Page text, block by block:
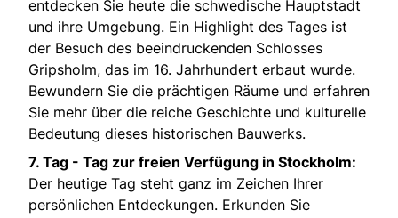
entdecken Sie heute die schwedische Hauptstadt
und ihre Umgebung. Ein Highlight des Tages ist
der Besuch des beeindruckenden Schlosses
Gripsholm, das im 16. Jahrhundert erbaut wurde.
Bewundern Sie die prächtigen Räume und erfahren
Sie mehr über die reiche Geschichte und kulturelle
Bedeutung dieses historischen Bauwerks.
7. Tag - Tag zur freien Verfügung in Stockholm:
Der heutige Tag steht ganz im Zeichen Ihrer
persönlichen Entdeckungen. Erkunden Sie